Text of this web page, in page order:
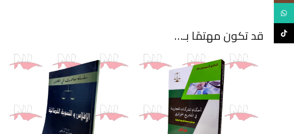
قد تكون مهتمًا بـ…
TikTok